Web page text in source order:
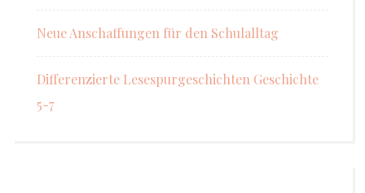
Neue Anschaffungen für den Schulalltag
Differenzierte Lesespurgeschichten Geschichte
5-7